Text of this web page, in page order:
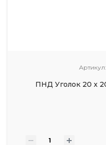
Артикул:
ПНД Уголок 20 x
- +